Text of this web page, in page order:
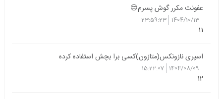
عفونت مکرر گوش پسرم😔
1404/10/13
23:59:23
11
اسپری نازونکس(متازون)کسی برا بچش استفاده کرده
1404/08/09
15:22:07
12